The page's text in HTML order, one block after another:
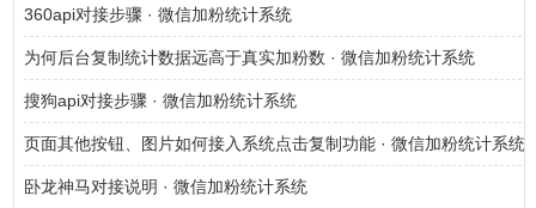
360api对接步骤 · 微信加粉统计系统
为何后台复制统计数据远高于真实加粉数 · 微信加粉统计系统
搜狗api对接步骤 · 微信加粉统计系统
页面其他按钮、图片如何接入系统点击复制功能 · 微信加粉统计系统
卧龙神马对接说明 · 微信加粉统计系统